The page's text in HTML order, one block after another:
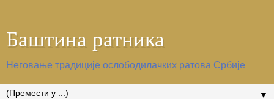
Баштина ратника
Неговање традиције ослободилачких ратова Србије
▼